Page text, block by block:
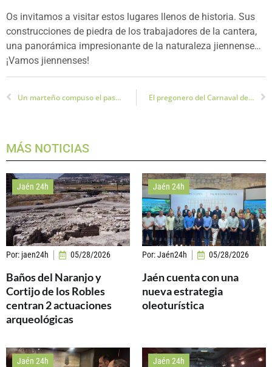
Os invitamos a visitar estos lugares llenos de historia. Sus
construcciones de piedra de los trabajadores de la cantera,
una panorámica impresionante de la naturaleza jiennense…
¡Vamos jiennenses!
Un marteño compuso el pasodoble más famoso de España: Suspiros de España El pregonero del Carnaval de Jaén de este año será el Canijo de Carmona
MÁS NOTICIAS
Jaén 24h
Por: jaen24h 05/28/2026
Baños del Naranjo y
Cortijo de los Robles
centran 2 actuaciones
arqueológicas
Jaén 24h
Por:Jaén24h 05/28/2026
Jaén cuenta con una
nueva estrategia
oleoturística
Jaén 24h Jaén 24h